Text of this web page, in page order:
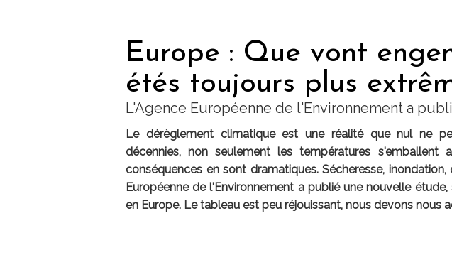
Europe : Que vont
étés toujours plus
L'Agence Européenne de l'Environnement a
Le dérèglement climatique est une réalité que nul ne
décennies, non seulement les températures s'emballent
conséquences en sont dramatiques. Sécheresse, inondation,
Européenne de l'Environnement a publié une nouvelle
en Europe. Le tableau est peu réjouissant, nous devons nous